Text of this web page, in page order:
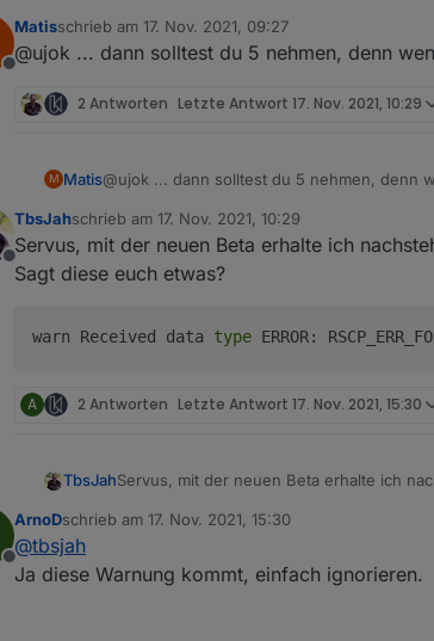
Wert kleiner 4 ist (wo hat schon eine
So hat man zumindest einen Hinweis,
Offline
Matisschrieb am 17. Nov. 2021, 09:27
zuletzt editiert von
@ujok ... dann solltest du 5 nehmen, denn
2 Antworten Letzte Antwort 17. Nov. 2021, 10:29
M Matis@ujok ... dann solltest du 5 nehmen, denn
Offline
TbsJahschrieb am 17. Nov. 2021, 10:29
zuletzt editiert von
Servus, mit der neuen Beta erhalte ich
Sagt diese euch etwas?
warn Received data type ERROR:
A 2 Antworten Letzte Antwort 17. Nov. 2021, 15:30
TbsJahServus, mit der neuen Beta erhalte ich
Offline
ArnoDschrieb am 17. Nov. 2021, 15:30
zuletzt editiert von
@tbsjah
Ja diese Warnung kommt, einfach ignorieren.